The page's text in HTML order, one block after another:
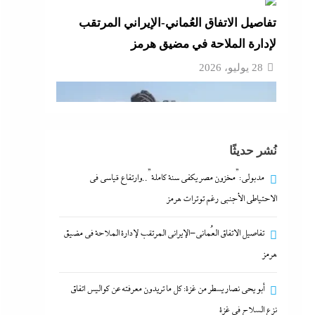
معرفته عن كواليس اتفاق نزع السلاح في غزة
28 يوليو، 2026
الرابع بين الجيش الإثيوبي وقوات
تيجراي..ونظام آبي أحمد يرتعب
نُشر حديثًا
مدبولي:”مخزون مصر يكفي سنة كاملة”..وارتفاع قياسي في
الاحتياطي الأجنبي رغم توترات هرمز
تفاصيل الاتفاق العُماني-الإيراني المرتقب لإدارة الملاحة في مضيق
هرمز
أبو يحى نصار يسطر من غزة: كل ما تريدون معرفته عن كواليس اتفاق
نزع السلاح في غزة